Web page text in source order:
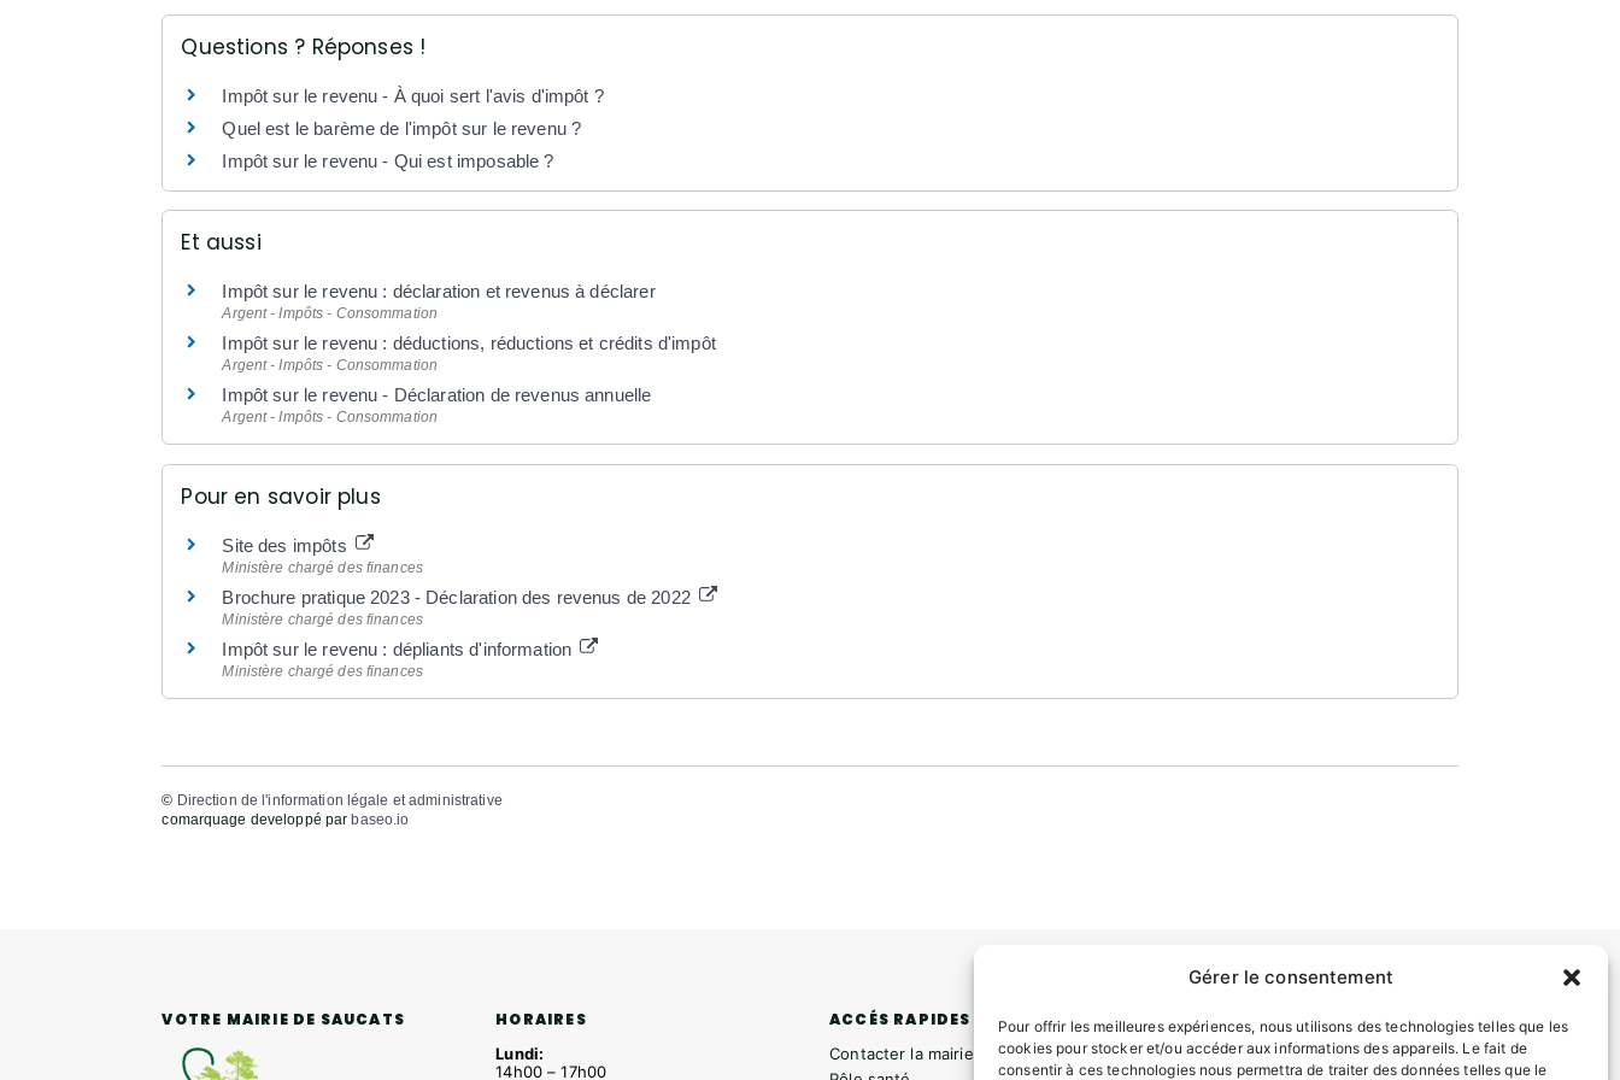
Gérer le consentement
Pour offrir les meilleures expériences, nous utilisons des technologies telles que les
cookies pour stocker et/ou accéder aux informations des appareils. Le fait de
consentir à ces technologies nous permettra de traiter des données telles que le
Questions ? Réponses !
Impôt sur le revenu - À quoi sert l'avis d'impôt ?
Quel est le barème de l'impôt sur le revenu ?
Impôt sur le revenu - Qui est imposable ?
Et aussi
Impôt sur le revenu : déclaration et revenus à déclarer
Argent - Impôts - Consommation
Impôt sur le revenu : déductions, réductions et crédits d'impôt
Argent - Impôts - Consommation
Impôt sur le revenu - Déclaration de revenus annuelle
Argent - Impôts - Consommation
Pour en savoir plus
Site des impôts
Ministère chargé des finances
Brochure pratique 2023 - Déclaration des revenus de 2022
Ministère chargé des finances
Impôt sur le revenu : dépliants d'information
Ministère chargé des finances
© Direction de l'information légale et administrative
comarquage developpé parbaseo.io
VOTRE MAIRIE DE SAUCATS HORAIRES
Lundi:
14h00 – 17h00
ACCÉS RAPIDES
Contacter la mairie
INFORMATIONS LÉGALES
Mentions légales